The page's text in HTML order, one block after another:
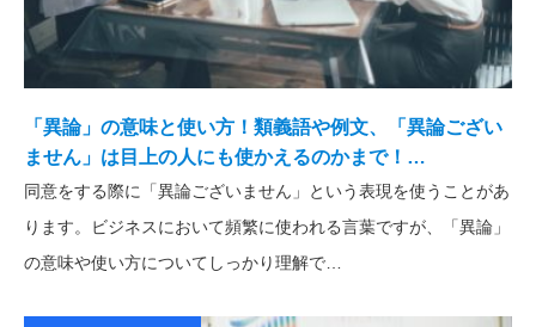
「異論」の意味と使い方！類義語や例文、「異論ござい
ません」は目上の人にも使かえるのかまで！…
同意をする際に「異論ございません」という表現を使うことがあ
ります。ビジネスにおいて頻繁に使われる言葉ですが、「異論」
の意味や使い方についてしっかり理解で…